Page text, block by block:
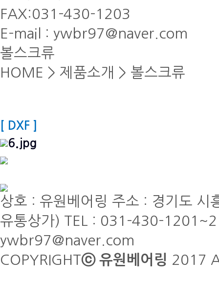
FAX:031-430-1203
E-mail : ywbr97@naver.com
볼스크류
HOME > 제품소개 > 볼스크류
[ DXF ]
상호 : 유원베어링 주소 : 경기도
유통상가) TEL : 031-430-
ywbr97@naver.com
COPYRIGHTⓒ 유원베어링 2017